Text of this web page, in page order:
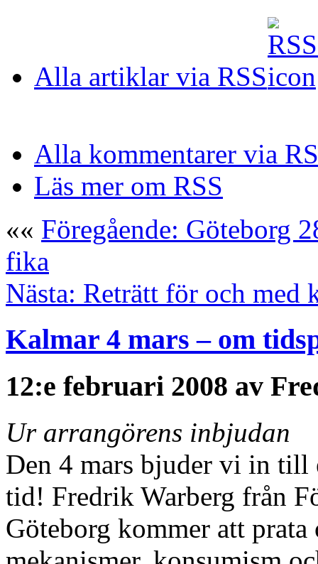
Alla artiklar via RSS
Alla kommentarer via
Läs mer om RSS
«« Föregående: Göteborg
fika
Nästa: Reträtt för och
Kalmar 4 mars – om
12:e februari 2008 av
Ur arrangörens inbjudan
Den 4 mars bjuder vi in till
tid! Fredrik Warberg från
Göteborg kommer att